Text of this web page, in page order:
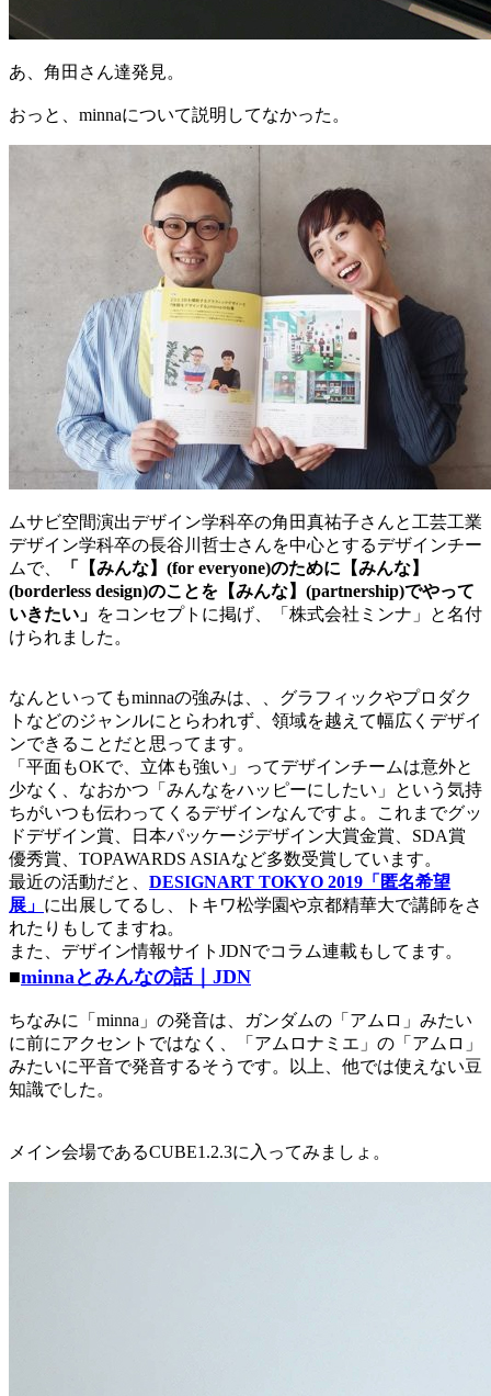
あ、角田さん達発見。
おっと、minnaについて説明してなかった。
ムサビ空間演出デザイン学科卒の角田真祐子さんと工芸工業
デザイン学科卒の長谷川哲士さんを中心とするデザインチー
ムで、
「【みんな】(for everyone)のために【みんな】
(borderless design)のことを【みんな】(partnership)でやって
いきたい」 をコンセプトに掲げ、「株式会社ミンナ」と名付
けられました。
なんといってもminnaの強みは、、グラフィックやプロダク
トなどのジャンルにとらわれず、領域を越えて幅広くデザイ
ンできることだと思ってます。
「平面もOKで、立体も強い」ってデザインチームは意外と
少なく、なおかつ「みんなをハッピーにしたい」という気持
ちがいつも伝わってくるデザインなんですよ。これまでグッ
ドデザイン賞、日本パッケージデザイン大賞金賞、SDA賞
優秀賞、TOPAWARDS ASIAなど多数受賞しています。
最近の活動だと、 DESIGNART TOKYO 2019「匿名希望
展」 に出展してるし、トキワ松学園や京都精華大で講師をさ
れたりもしてますね。
また、デザイン情報サイトJDNでコラム連載もしてます。
■minnaとみんなの話｜JDN
ちなみに「minna」の発音は、ガンダムの「アムロ」みたい
に前にアクセントではなく、「アムロナミエ」の「アムロ」
みたいに平音で発音するそうです。以上、他では使えない豆
知識でした。
メイン会場であるCUBE1.2.3に入ってみましょ。